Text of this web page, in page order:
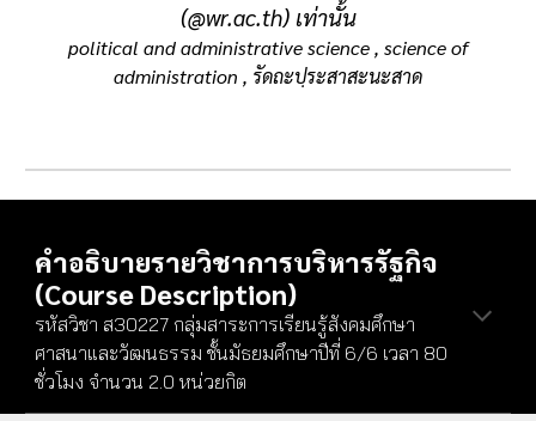
(@wr.ac.th) เท่านั้น
political and administrative science , science of
administration , รัดถะปฺระสาสะนะสาด
คำอธิบายรายวิชาการบริหารรัฐกิจ
(Course Description)
รหัสวิชา ส30227 กลุ่มสาระการเรียนรู้สังคมศึกษา
ศาสนาและวัฒนธรรม ชั้นมัธยมศึกษาปีที่ 6/6 เวลา 80
ชั่วโมง จำนวน 2.0 หน่วยกิต